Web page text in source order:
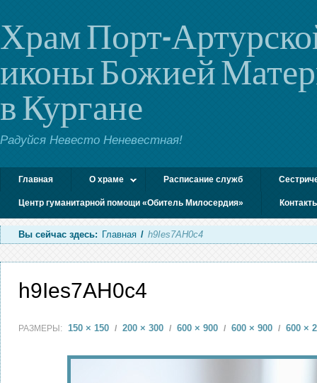
Храм Порт-
иконы Божией
в Кургане
Радуйся Невесто Неневестная!
Главная О храме Расписание служб
Центр гуманитарной помощи «Обитель Милосердия»
Вы сейчас здесь: Главная / h9Ies7AH0c4
h9Ies7AH0c4
РАЗМЕРЫ: 150 × 150 / 200 × 300 / 600 × 900 / 600 × 900 / 600 ×